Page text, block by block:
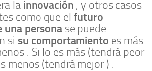
la innovación , y otros casos
como que el futuro
una persona se puede
si su comportamiento es más
. Si lo es más (tendrá peor
menos (tendrá mejor ) .